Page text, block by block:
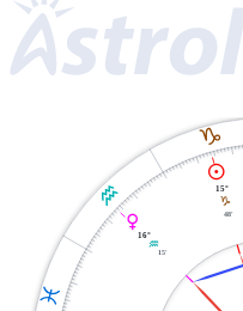
J
K
L
M
15°
J
48'
P
16°
K
15'